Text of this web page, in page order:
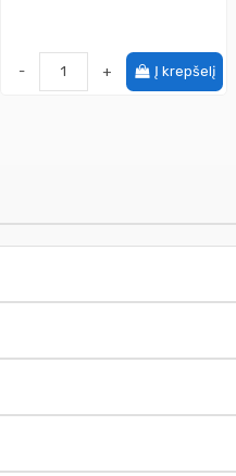
- + Į krepšelį